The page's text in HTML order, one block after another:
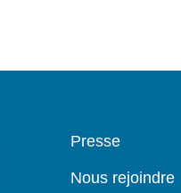
Pied
Presse
Nous rejoindre